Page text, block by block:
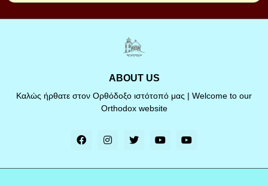
ABOUT US
Καλώς ήρθατε στον Ορθόδοξο ιστότοπό μας | Welcome to our
Orthodox website